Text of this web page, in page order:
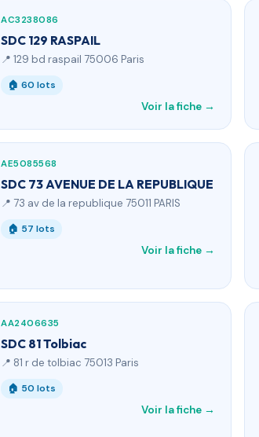
AC3238086
SDC 129 RASPAIL
📍 129 bd raspail 75006 Paris
🏠 60 lots
Voir la fiche →
AE5085568
SDC 73 AVENUE DE LA REPUBLIQUE
📍 73 av de la republique 75011 PARIS
🏠 57 lots
Voir la fiche →
AA2406635
SDC 81 Tolbiac
📍 81 r de tolbiac 75013 Paris
🏠 50 lots
Voir la fiche →